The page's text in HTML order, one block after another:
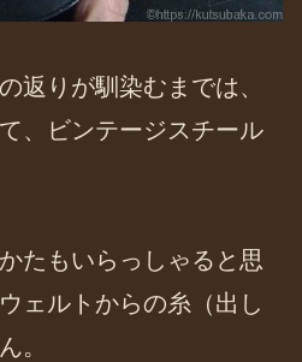
返りが馴染むまでは、
、ビンテージスチール
たもいらっしゃると思
ェルトからの糸（出し
。